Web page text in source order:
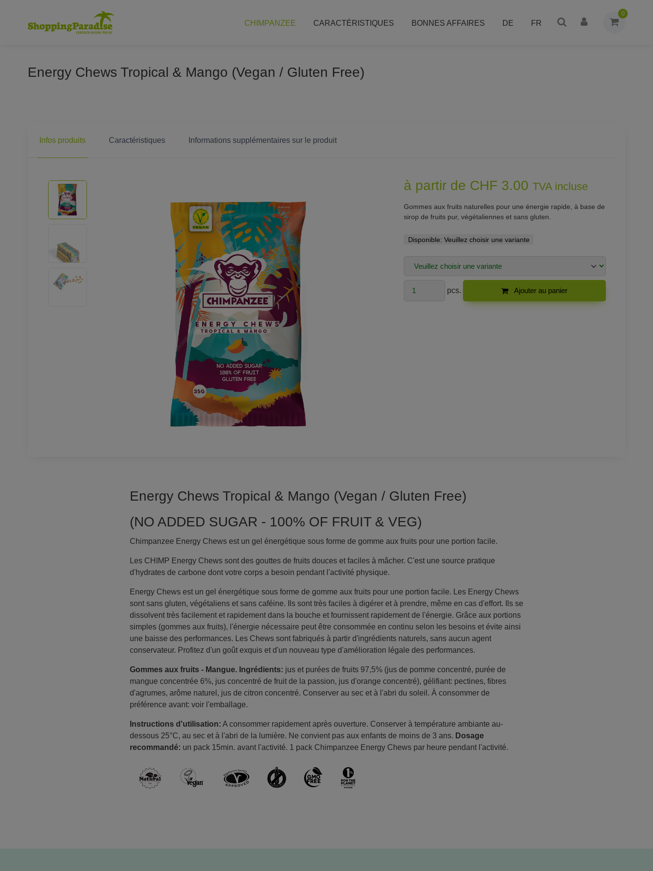
0
CHIMPANZEE CARACTÉRISTIQUES BONNES AFFAIRES DE FR
Energy Chews Tropical & Mango (Vegan / Gluten Free)
Infos produits Caractéristiques Informations supplémentaires sur le produit
à partir de CHF 3.00 TVA incluse
Gommes aux fruits naturelles pour une énergie rapide, à base de
sirop de fruits pur, végétaliennes et sans gluten.
Disponible: Veuillez choisir une variante
pcs. Ajouter au panier
Energy Chews Tropical & Mango (Vegan / Gluten Free)
(NO ADDED SUGAR - 100% OF FRUIT & VEG)
Chimpanzee Energy Chews est un gel énergétique sous forme de gomme aux fruits pour une portion facile.
Les CHIMP Energy Chews sont des gouttes de fruits douces et faciles à mâcher. C'est une source pratique
d'hydrates de carbone dont votre corps a besoin pendant l'activité physique.
Energy Chews est un gel énergétique sous forme de gomme aux fruits pour une portion facile. Les Energy Chews
sont sans gluten, végétaliens et sans caféine. Ils sont très faciles à digérer et à prendre, même en cas d'effort. Ils se
dissolvent très facilement et rapidement dans la bouche et fournissent rapidement de l'énergie. Grâce aux portions
simples (gommes aux fruits), l'énergie nécessaire peut être consommée en continu selon les besoins et évite ainsi
une baisse des performances. Les Chews sont fabriqués à partir d'ingrédients naturels, sans aucun agent
conservateur. Profitez d'un goût exquis et d'un nouveau type d'amélioration légale des performances.
Gommes aux fruits - Mangue. Ingrédients: jus et purées de fruits 97,5% (jus de pomme concentré, purée de
mangue concentrée 6%, jus concentré de fruit de la passion, jus d'orange concentré), gélifiant: pectines, fibres
d'agrumes, arôme naturel, jus de citron concentré. Conserver au sec et à l'abri du soleil. À consommer de
préférence avant: voir l'emballage.
Instructions d'utilisation: A consommer rapidement après ouverture. Conserver à température ambiante au-
dessous 25°C, au sec et à l'abri de la lumière. Ne convient pas aux enfants de moins de 3 ans. Dosage
recommandé: un pack 15min. avant l'activité. 1 pack Chimpanzee Energy Chews par heure pendant l'activité.